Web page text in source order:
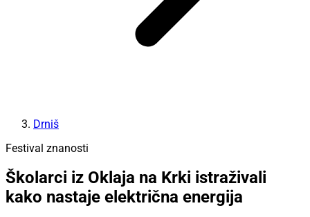
Drniš
Festival znanosti
Školarci iz Oklaja na Krki istraživali
kako nastaje električna energija